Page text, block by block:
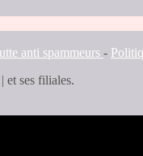
anti spammeurs -
et ses filiales.